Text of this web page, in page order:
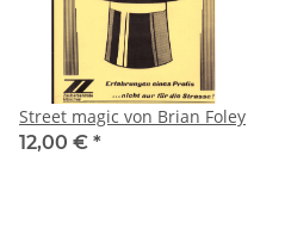
Street magic von Brian Foley
12,00 € *